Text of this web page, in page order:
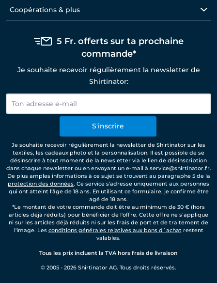
Coopérations & plus
5 Fr. offerts sur ta prochaine
commande*
Je souhaite recevoir régulièrement la newsletter de
Shirtinator:
S'inscrire
Je souhaite recevoir régulièrement la newsletter de Shirtinator sur les
textiles, les cadeaux photo et la personnalisation. Il est possible de se
désinscrire à tout moment de la newsletter via le lien de désinscription
dans chaque newsletter ou en envoyant un e-mail à service@shirtinator.fr.
De plus amples informations à ce sujet se trouvent au paragraphe 5 de la
protection des données. Ce service s'adresse uniquement aux personnes
qui ont atteint l'âge de 18 ans. En utilisant ce formulaire, je confirme être
agé de 18 ans.
*Le montant de votre commande doit être au minimum de 30 € (hors
articles déjà réduits) pour bénéficier de l'offre. Cette offre ne s’applique
ni sur les articles déjà réduits ni sur les frais de port et de traitement de
l'image. Les conditions générales relatives aux bons d´achatrestent
valables.
Tous les prix incluent la TVA hors frais de livraison
© 2005 - 2026 Shirtinator AG. Tous droits réservés.